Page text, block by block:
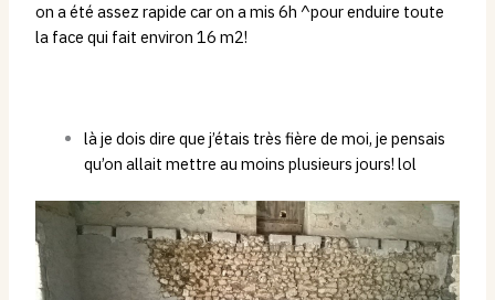
on a été assez rapide car on a mis 6h ^pour enduire toute
la face qui fait environ 16 m2!
là je dois dire que j’étais très fière de moi, je pensais
qu’on allait mettre au moins plusieurs jours! lol